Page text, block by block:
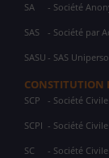
SA - Société
SAS - Société par
SASU - SAS
CONSTITUTION
SCP - Société
SCPI - Société
SC - Société Civile